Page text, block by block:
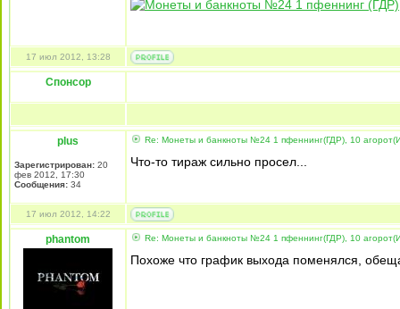
17 июл 2012, 13:28
Спонсор
plus
Зарегистрирован: 20
фев 2012, 17:30
Сообщения: 34
Re: Монеты и банкноты №24 1 пфеннинг(ГДР), 10
Что-то тираж сильно просел...
17 июл 2012, 14:22
phantom Re: Монеты и банкноты №24 1 пфеннинг(ГДР), 10
Похоже что график выхода поменялся,